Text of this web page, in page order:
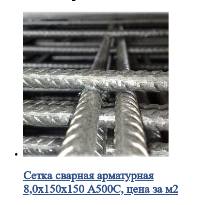
Сеткасварная арматурная
8,0х150х150 А500С, цена за м2